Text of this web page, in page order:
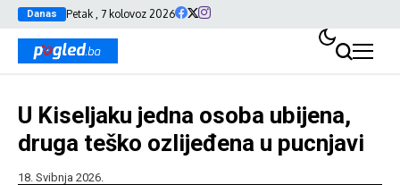
Danas Petak , 7 kolovoz 2026
U Kiseljaku jedna osoba ubijena,
druga teško ozlijeđena u pucnjavi
18. Svibnja 2026.